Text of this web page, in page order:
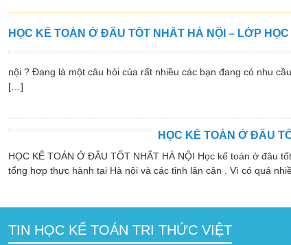
HỌC KẾ TOÁN Ở ĐÂU TỐT NHẤT HÀ NỘI – LỚP
nội ? Đang là một câu hỏi của rất nhiều các bạn đang có nhu
[…]
HỌC KẾ TOÁN Ở ĐÂU
HỌC KẾ TOÁN Ở ĐÂU TỐT NHẤT HÀ NỘI Học kế toán ở đâu
tổng hợp thực hành tại Hà nội và các tỉnh lân cận . Vì có quá
TIN HỌC KẾ TOÁN TRI THỨC VIỆT